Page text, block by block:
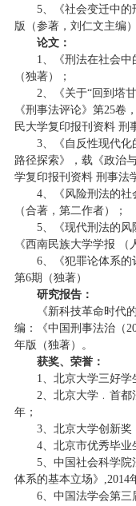
5、《社会变迁中的
版（参著，刘仁文主编）
论文：
1、《刑法在社会中
（独著）；
2、《关于“回到塔
《刑事法评论》第25卷
民大学复印报刊资料 刑
3、《自反性现代
路径探索》，载《政治
学复印报刊资料 刑事法
4、《风险刑法的社
（合著，第二作者）；
5、《现代刑法的
《西南民族大学学报 （
6、《犯罪论体系的
第6期（独著）
研究报告：
《新科技革命时代
编：《中国刑事法治（
年版（独著）。
获奖、荣誉：
1、北京大学三好学
2、北京大学﹒首都
年；
3、北京大学创新奖
4、北京市优秀毕业
5、中国社会科学
体系的基本立场》,2014
6、中国法学会第三